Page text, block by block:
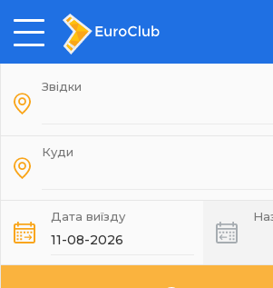
Звідки
Куди
Дата виїзду